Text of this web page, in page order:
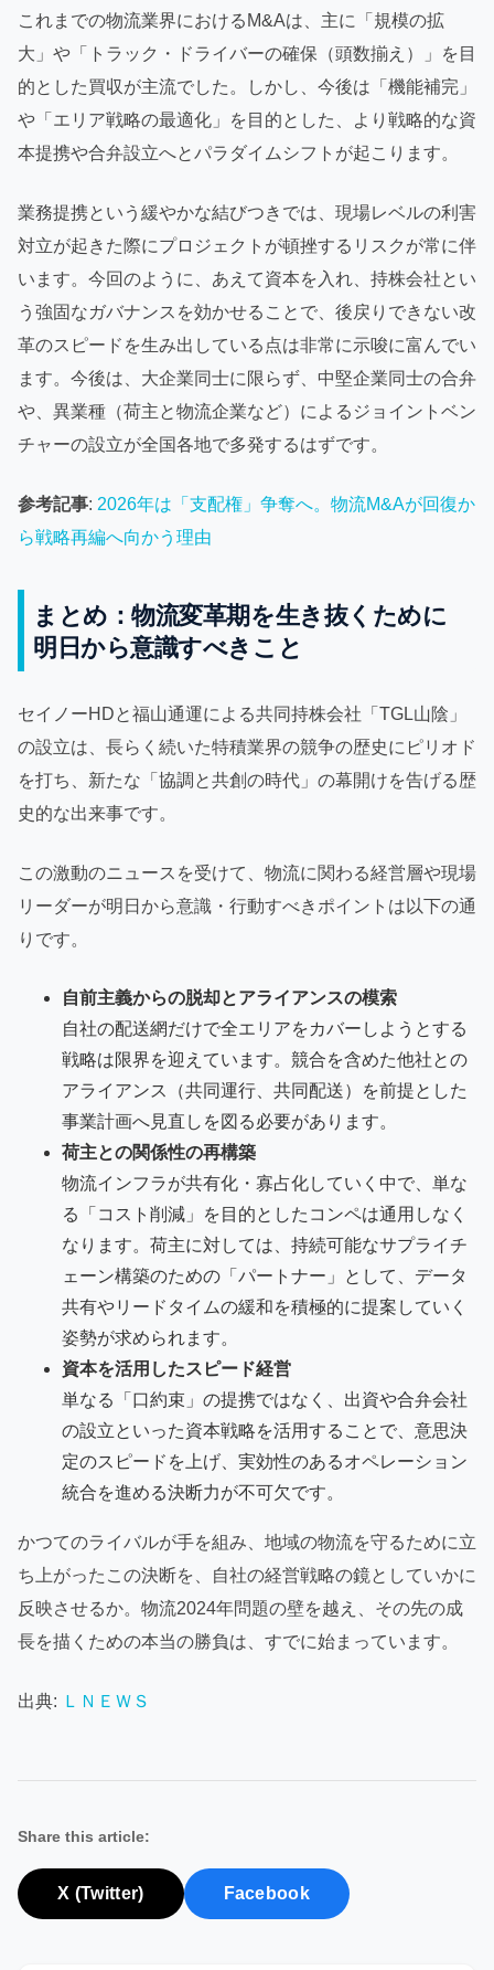
これまでの物流業界におけるM&Aは、主に「規模の拡
大」や「トラック・ドライバーの確保（頭数揃え）」を目
的とした買収が主流でした。しかし、今後は「機能補完」
や「エリア戦略の最適化」を目的とした、より戦略的な資
本提携や合弁設立へとパラダイムシフトが起こります。
業務提携という緩やかな結びつきでは、現場レベルの利害
対立が起きた際にプロジェクトが頓挫するリスクが常に伴
います。今回のように、あえて資本を入れ、持株会社とい
う強固なガバナンスを効かせることで、後戻りできない改
革のスピードを生み出している点は非常に示唆に富んでい
ます。今後は、大企業同士に限らず、中堅企業同士の合弁
や、異業種（荷主と物流企業など）によるジョイントベン
チャーの設立が全国各地で多発するはずです。
参考記事: 2026年は「支配権」争奪へ。物流M&Aが回復か
ら戦略再編へ向かう理由
まとめ：物流変革期を生き抜くために
明日から意識すべきこと
セイノーHDと福山通運による共同持株会社「TGL山陰」
の設立は、長らく続いた特積業界の競争の歴史にピリオド
を打ち、新たな「協調と共創の時代」の幕開けを告げる歴
史的な出来事です。
この激動のニュースを受けて、物流に関わる経営層や現場
リーダーが明日から意識・行動すべきポイントは以下の通
りです。
自前主義からの脱却とアライアンスの模索
自社の配送網だけで全エリアをカバーしようとする
戦略は限界を迎えています。競合を含めた他社との
アライアンス（共同運行、共同配送）を前提とした
事業計画へ見直しを図る必要があります。
荷主との関係性の再構築
物流インフラが共有化・寡占化していく中で、単な
る「コスト削減」を目的としたコンペは通用しなく
なります。荷主に対しては、持続可能なサプライチ
ェーン構築のための「パートナー」として、データ
共有やリードタイムの緩和を積極的に提案していく
姿勢が求められます。
資本を活用したスピード経営
単なる「口約束」の提携ではなく、出資や合弁会社
の設立といった資本戦略を活用することで、意思決
定のスピードを上げ、実効性のあるオペレーション
統合を進める決断力が不可欠です。
かつてのライバルが手を組み、地域の物流を守るために立
ち上がったこの決断を、自社の経営戦略の鏡としていかに
反映させるか。物流2024年問題の壁を越え、その先の成
長を描くための本当の勝負は、すでに始まっています。
出典: ＬＮＥＷＳ
Share this article:
X (Twitter) Facebook